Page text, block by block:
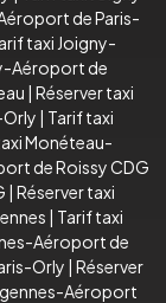
de Paris-
taxi Joigny-
Aéroport de
| Réserver taxi
| Tarif taxi
Monéteau-
de Roissy CDG
| Réserver taxi
| Tarif taxi
Aéroport de
Orly | Réserver
Aéroport